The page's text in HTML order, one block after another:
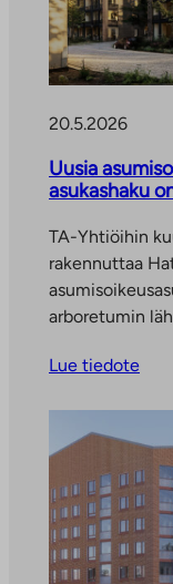
20.5.2026
Uusia
asukashaku
TA-Yhtiöihin
rakennuttaa
arboretumin
Lue tiedote